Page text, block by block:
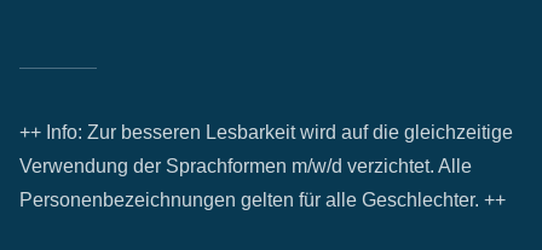
++ Info: Zur besseren Lesbarkeit wird auf die gleichzeitige
Verwendung der Sprachformen m/w/d verzichtet. Alle
Personenbezeichnungen gelten für alle Geschlechter. ++